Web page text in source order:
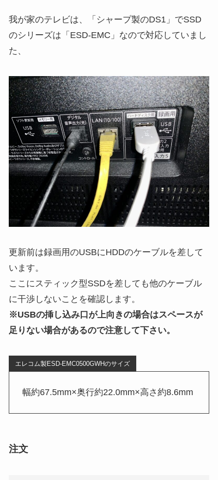
我が家のテレビは、「シャープ製のDS1」でSSD
のシリーズは「ESD-EMC」なので対応していまし
た、
更新前は録画用のUSBにHDDのケーブルを差して
います。
ここにスティック型SSDを差しても他のケーブル
に干渉しないことを確認します。
※USBの挿し込み口が上向きの場合はスペースが
足りない場合があるので注意して下さい。
エレコム製ESD-EMC0500GWHのサイズ
幅約67.5mm×奥行約22.0mm×高さ約8.6mm
注文